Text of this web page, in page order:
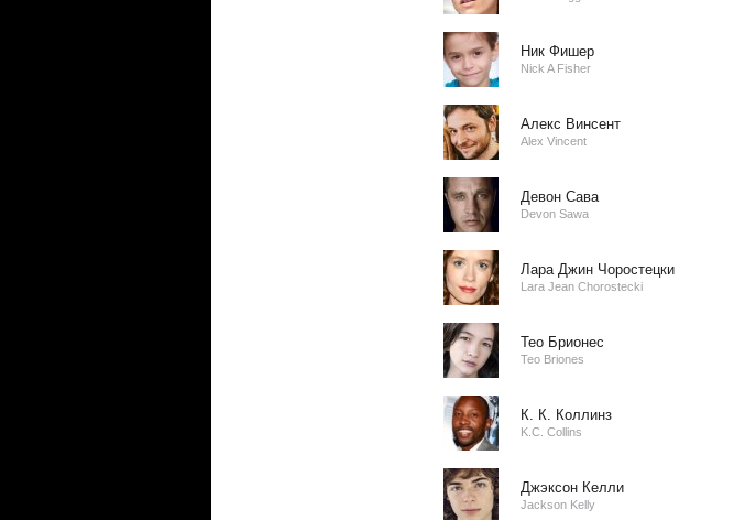
Ник Фишер
Nick A Fisher
Алекс Винсент
Alex Vincent
Девон Сава
Devon Sawa
Лара Джин Чоростецки
Lara Jean Chorostecki
Тео Брионес
Teo Briones
К. К. Коллинз
K.C. Collins
Джэксон Келли
Jackson Kelly